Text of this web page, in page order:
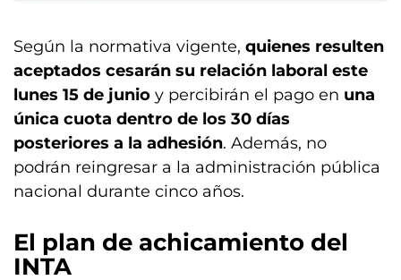
Según la normativa vigente, quienes resulten
aceptados cesarán su relación laboral este
lunes 15 de junio y percibirán el pago en una
única cuota dentro de los 30 días
posteriores a la adhesión. Además, no
podrán reingresar a la administración pública
nacional durante cinco años.
El plan de achicamiento del
INTA